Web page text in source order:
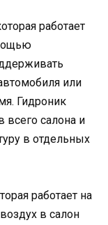
работает
или
Гидроник
всего салона и
в отдельных
работает на
в салон